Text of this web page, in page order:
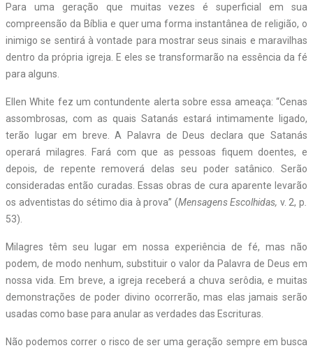
Para uma geração que muitas vezes é superficial em sua
compreensão da Bíblia e quer uma forma instantânea de religião, o
inimigo se sentirá à vontade para mostrar seus sinais e maravilhas
dentro da própria igreja. E eles se transformarão na essência da fé
para alguns.
Ellen White fez um contundente alerta sobre essa ameaça: “Cenas
assombrosas, com as quais Satanás estará intimamente ligado,
terão lugar em breve. A Palavra de Deus declara que Satanás
operará milagres. Fará com que as pessoas fiquem doentes, e
depois, de repente removerá delas seu poder satânico. Serão
consideradas então curadas. Essas obras de cura aparente levarão
os adventistas do sétimo dia à prova” (Mensagens Escolhidas, v. 2, p
53).
Milagres têm seu lugar em nossa experiência de fé, mas não
podem, de modo nenhum, substituir o valor da Palavra de Deus em
nossa vida. Em breve, a igreja receberá a chuva serôdia, e muitas
demonstrações de poder divino ocorrerão, mas elas jamais serão
usadas como base para anular as verdades das Escrituras.
Não podemos correr o risco de ser uma geração sempre em busca